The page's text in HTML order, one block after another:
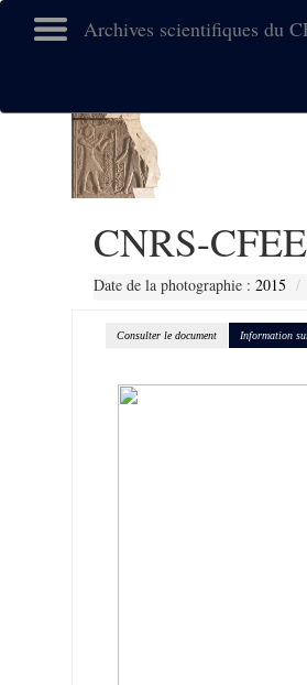
Archives scientifiques du
CNRS-
Date de la photographie : 2015
Consulter le document Information